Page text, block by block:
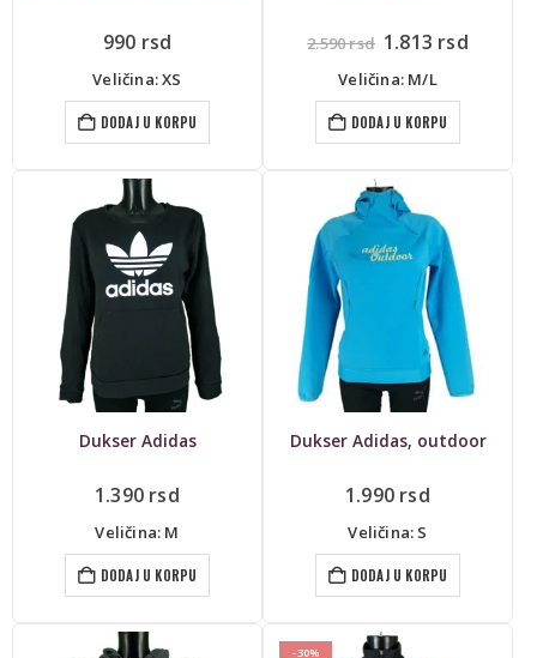
990 rsd
Veličina: XS
DODAJ U KORPU
2.590rsd Originalna
je
bila:
2.590 rsd.
1.813 rsd
Veličina: M/L
DODAJ U KORPU
Dukser Adidas
1.390 rsd
Veličina: M
DODAJ U KORPU
Dukser Adidas, outdoor
1.990 rsd
Veličina: S
DODAJ U KORPU
-30%